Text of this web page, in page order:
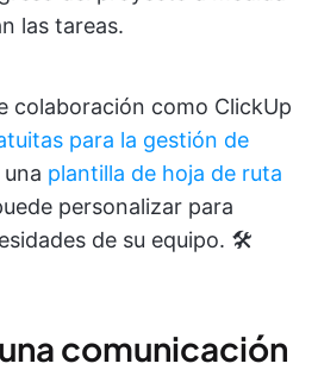
las tareas.
colaboración como ClickUp
para la gestión de
plantilla de hoja de ruta
personalizar para
de su equipo. 🛠️
comunicación